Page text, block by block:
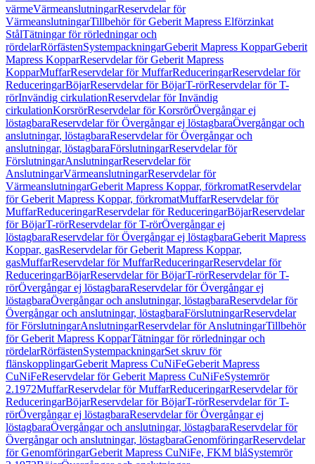
värmeVärmeanslutningarReservdelar för
VärmeanslutningarTillbehör för Geberit Mapress Elförzinkat
StålTätningar för rörledningar och
rördelarRörfästenSystempackningarGeberit Mapress KopparGeberit
Mapress KopparReservdelar för Geberit Mapress
KopparMuffarReservdelar för MuffarReduceringarReservdelar för
ReduceringarBöjarReservdelar för BöjarT-rörReservdelar för T-
rörInvändig cirkulationReservdelar för Invändig
cirkulationKorsrörReservdelar för KorsrörÖvergångar ej
löstagbaraReservdelar för Övergångar ej löstagbaraÖvergångar och
anslutningar, löstagbaraReservdelar för Övergångar och
anslutningar, löstagbaraFörslutningarReservdelar för
FörslutningarAnslutningarReservdelar för
AnslutningarVärmeanslutningarReservdelar för
VärmeanslutningarGeberit Mapress Koppar, förkromatReservdelar
för Geberit Mapress Koppar, förkromatMuffarReservdelar för
MuffarReduceringarReservdelar för ReduceringarBöjarReservdelar
för BöjarT-rörReservdelar för T-rörÖvergångar ej
löstagbaraReservdelar för Övergångar ej löstagbaraGeberit Mapress
Koppar, gasReservdelar för Geberit Mapress Koppar,
gasMuffarReservdelar för MuffarReduceringarReservdelar för
ReduceringarBöjarReservdelar för BöjarT-rörReservdelar för T-
rörÖvergångar ej löstagbaraReservdelar för Övergångar ej
löstagbaraÖvergångar och anslutningar, löstagbaraReservdelar för
Övergångar och anslutningar, löstagbaraFörslutningarReservdelar
för FörslutningarAnslutningarReservdelar för AnslutningarTillbehör
för Geberit Mapress KopparTätningar för rörledningar och
rördelarRörfästenSystempackningarSet skruv för
flänskopplingarGeberit Mapress CuNiFeGeberit Mapress
CuNiFeReservdelar för Geberit Mapress CuNiFeSystemrör
2.1972MuffarReservdelar för MuffarReduceringarReservdelar för
ReduceringarBöjarReservdelar för BöjarT-rörReservdelar för T-
rörÖvergångar ej löstagbaraReservdelar för Övergångar ej
löstagbaraÖvergångar och anslutningar, löstagbaraReservdelar för
Övergångar och anslutningar, löstagbaraGenomföringarReservdelar
för GenomföringarGeberit Mapress CuNiFe, FKM blåSystemrör